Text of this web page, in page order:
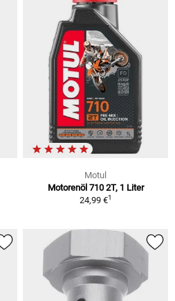
Motul
Motorenöl 710 2T, 1 Liter
24,99 €1